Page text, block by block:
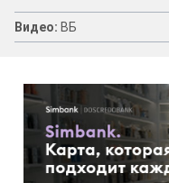
Видео: ВБ